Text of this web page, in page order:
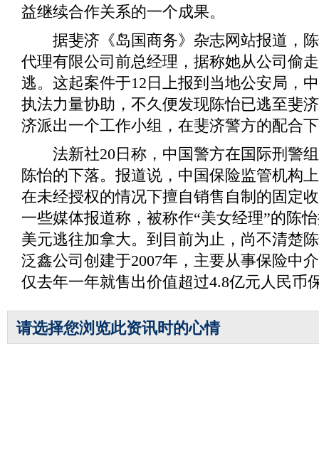
益继续合作关系的一个成果。
据斐济《岛国商务》杂志网站报道，陈
代理有限公司前总经理，据称她从公司偷
逃。这起案件于12日上报到当地公安局，
执法力量协助，不久便发现陈怡已逃至斐
济派出一个工作小组，在斐济警方的配合
法新社20日称，中国警方在国际刑警组
陈怡的下落。报道说，中国保险监管机构
在未经授权的情况下擅自销售自制的固定
一些媒体报道称，被称作“美女经理”的陈
美元逃往加拿大。到目前为止，尚不清楚
泛鑫公司创建于2007年，主要从事保险中
仅去年一年就售出价值超过4.8亿元人民币
请选择您浏览此资讯时的心情